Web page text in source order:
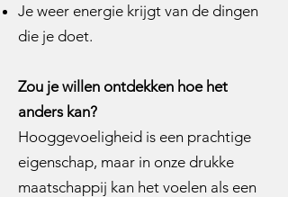
Je weer energie krijgt van de dingen
die je doet.
Zou je willen ontdekken hoe het
anders kan?
Hooggevoeligheid is een prachtige
eigenschap, maar in onze drukke
maatschappij kan het voelen als een